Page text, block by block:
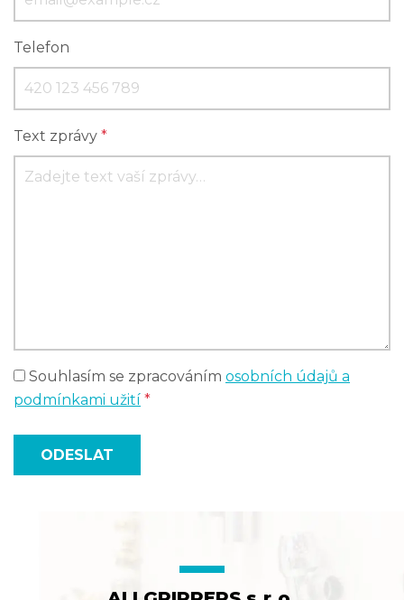
Telefon
Text zprávy *
Souhlasím se zpracováním osobních údajů a
podmínkami užití *
ODESLAT